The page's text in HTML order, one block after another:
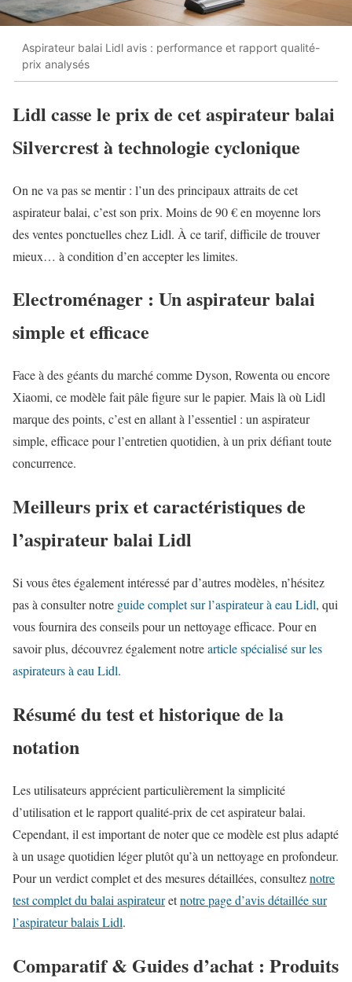
Aspirateur balai Lidl avis : performance et rapport qualité-
prix analysés
Lidl casse le prix de cet aspirateur balai
Silvercrest à technologie cyclonique
On ne va pas se mentir : l’un des principaux attraits de cet
aspirateur balai, c’est son prix. Moins de 90 € en moyenne lors
des ventes ponctuelles chez Lidl. À ce tarif, difficile de trouver
mieux… à condition d’en accepter les limites.
Electroménager : Un aspirateur balai
simple et efficace
Face à des géants du marché comme Dyson, Rowenta ou encore
Xiaomi, ce modèle fait pâle figure sur le papier. Mais là où Lidl
marque des points, c’est en allant à l’essentiel : un aspirateur
simple, efficace pour l’entretien quotidien, à un prix défiant toute
concurrence.
Meilleurs prix et caractéristiques de
l’aspirateur balai Lidl
Si vous êtes également intéressé par d’autres modèles, n’hésitez
pas à consulter notre guide complet sur l’aspirateur à eau Lidl, qui
vous fournira des conseils pour un nettoyage efficace. Pour en
savoir plus, découvrez également notrearticle spécialisé sur les
aspirateurs à eau Lidl.
Résumé du test et historique de la
notation
Les utilisateurs apprécient particulièrement la simplicité
d’utilisation et le rapport qualité-prix de cet aspirateur balai.
Cependant, il est important de noter que ce modèle est plus adapté
à un usage quotidien léger plutôt qu’à un nettoyage en profondeur.
Pour un verdict complet et des mesures détaillées, consulteznotre
test complet du balai aspirateuretnotre page d’avis détaillée sur
l’aspirateur balais Lidl.
Comparatif & Guides d’achat : Produits